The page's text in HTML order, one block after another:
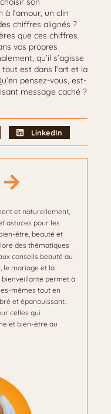
l’amour, un clin
chiffres alignés ?
que ces chiffres
vos propres
qu’il s’agisse
est dans l’art et la
pensez-vous, est-
message caché ?
LinkedIn
et naturellement,
astuces pour les
être, beauté et
des thématiques
conseils beauté au
le mariage et la
bienveillante permet à
mêmes tout en
et épanouissant.
celles qui
et bien-être au